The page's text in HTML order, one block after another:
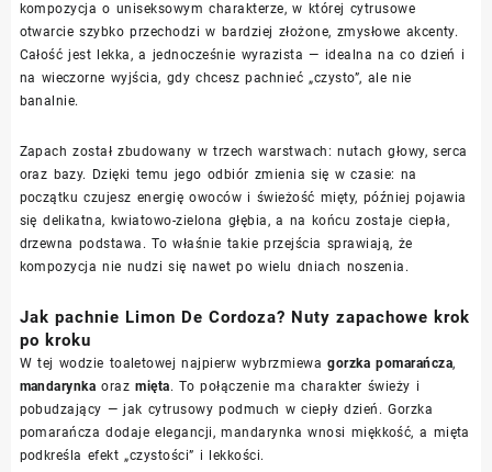
kompozycja o uniseksowym charakterze, w której cytrusowe
otwarcie szybko przechodzi w bardziej złożone, zmysłowe akcenty.
Całość jest lekka, a jednocześnie wyrazista — idealna na co dzień i
na wieczorne wyjścia, gdy chcesz pachnieć „czysto”, ale nie
banalnie.
Zapach został zbudowany w trzech warstwach: nutach głowy, serca
oraz bazy. Dzięki temu jego odbiór zmienia się w czasie: na
początku czujesz energię owoców i świeżość mięty, później pojawia
się delikatna, kwiatowo-zielona głębia, a na końcu zostaje ciepła,
drzewna podstawa. To właśnie takie przejścia sprawiają, że
kompozycja nie nudzi się nawet po wielu dniach noszenia.
Jak pachnie Limon De Cordoza? Nuty zapachowe krok
po kroku
W tej wodzie toaletowej najpierw wybrzmiewagorzka pomarańcza,
mandarynka orazmięta. To połączenie ma charakter świeży i
pobudzający — jak cytrusowy podmuch w ciepły dzień. Gorzka
pomarańcza dodaje elegancji, mandarynka wnosi miękkość, a mięta
podkreśla efekt „czystości” i lekkości.